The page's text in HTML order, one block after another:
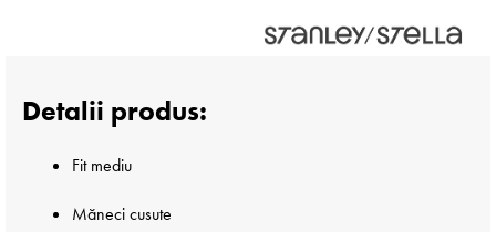
Detalii produs:
Fit mediu
Măneci cusute